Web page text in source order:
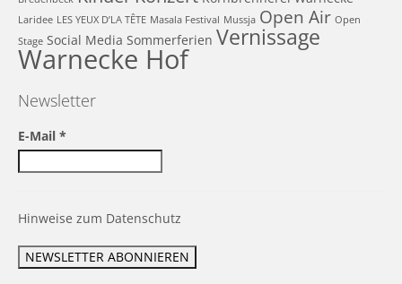
Laridee LES YEUX D’LA TÊTE Masala Festival Mussja Open Air Open
Stage Social Media Sommerferien Vernissage
Warnecke Hof
Newsletter
E-Mail *
Hinweise zum Datenschutz